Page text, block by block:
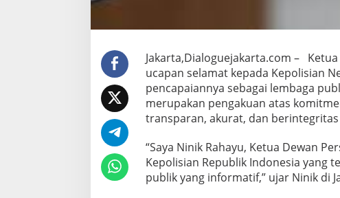
p
u
b
i
k
n
f
o
r
Jakarta,Dialoguejakarta.com –
ucapan selamat kepada Kepolisian
pencapaiannya sebagai lembaga
merupakan pengakuan atas
transparan, akurat, dan
“Saya Ninik Rahayu, Ketua Dewan
Kepolisian Republik Indonesia yang
publik yang informatif,” ujar Ninik di